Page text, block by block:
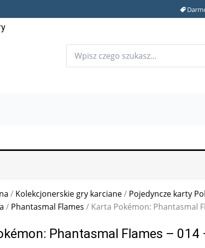
/ Kolekcjonerskie gry karciane/ Pojedyncze karty
/ Phantasmal Flames / Karta Pokémon: Phantasmal
Phantasmal Flames – 014